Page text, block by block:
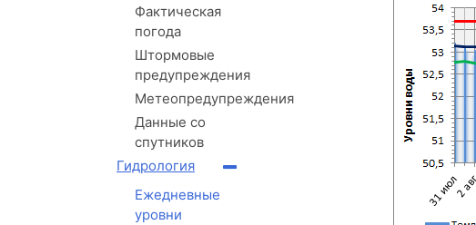
Фактическая
погода
Штормовые
предупреждения
Метеопредупреждения
Данные со
спутников
Гидрология
Ежедневные
уровни